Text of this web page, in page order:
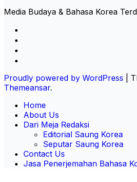
Media Budaya & Bahasa Korea
Proudly powered by WordPress
Themeansar.
Home
About Us
Dari Meja Redaksi
Editorial Saung Korea
Seputar Saung Korea
Contact Us
Jasa Penerjemahan Bahasa